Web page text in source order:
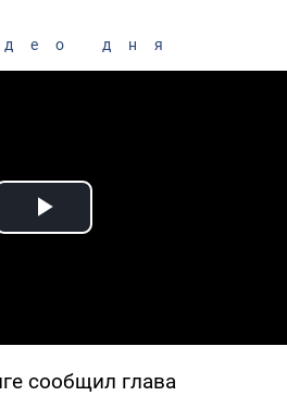
дня
Play Video
сообщил глава